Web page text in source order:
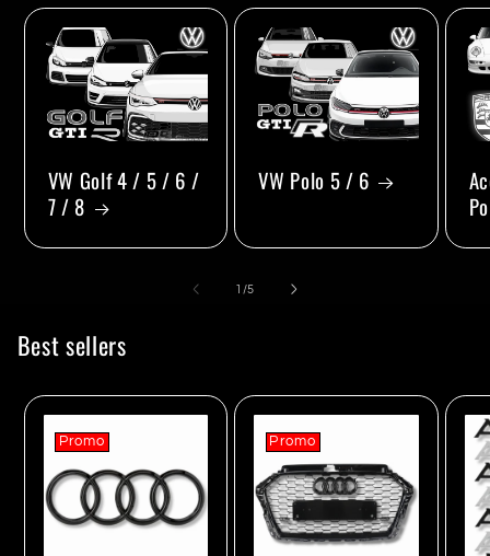
VW Golf 4 / 5 / 6 /
7 / 8
VW Polo 5 / 6
1 /de
5
Best sellers
Promo Promo